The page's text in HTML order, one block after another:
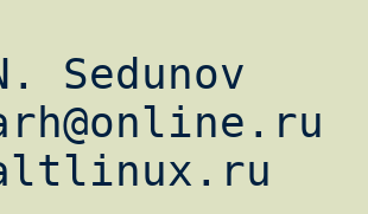
Sedunov